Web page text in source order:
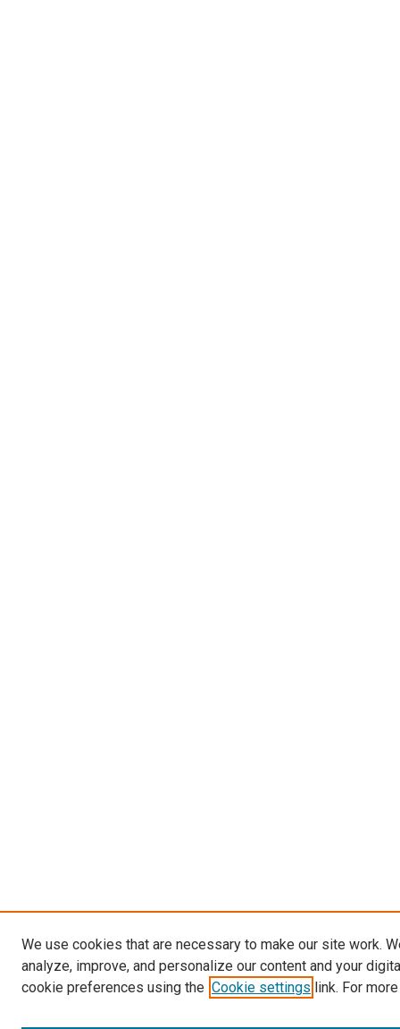
We use cookies that are necessary to make our site work.
analyze, improve, and personalize our content and your
cookie preferences using the Cookie settings link. For